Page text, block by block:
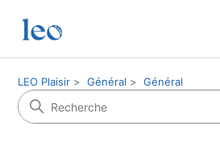
LEO Plaisir Général Général